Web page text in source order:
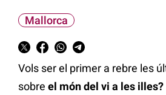
Mallorca
Vols ser el primer a rebre les
sobre el món del vi a les illes?